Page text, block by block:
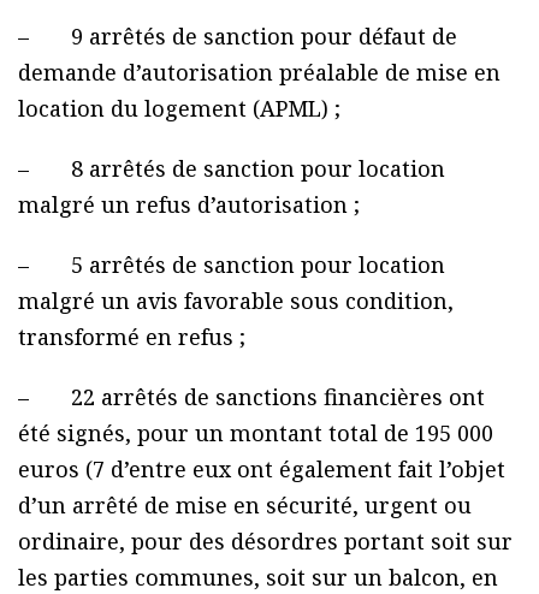
– 9 arrêtés de sanction pour défaut de
demande d’autorisation préalable de mise en
location du logement (APML) ;
– 8 arrêtés de sanction pour location
malgré un refus d’autorisation ;
– 5 arrêtés de sanction pour location
malgré un avis favorable sous condition,
transformé en refus ;
– 22 arrêtés de sanctions financières ont
été signés, pour un montant total de 195 000
euros (7 d’entre eux ont également fait l’objet
d’un arrêté de mise en sécurité, urgent ou
ordinaire, pour des désordres portant soit sur
les parties communes, soit sur un balcon, en